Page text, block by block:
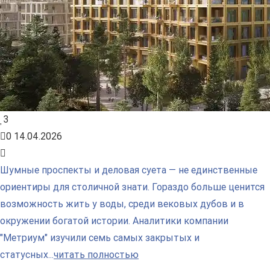
3
0 14.04.2026
Шумные проспекты и деловая суета — не единственные
ориентиры для столичной знати. Гораздо больше ценится
возможность жить у воды, среди вековых дубов и в
окружении богатой истории. Аналитики компании
"Метриум" изучили семь самых закрытых и
статусных...читать полностью